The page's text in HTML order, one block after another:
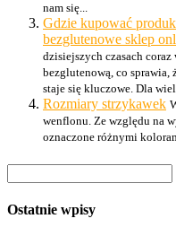
nam się...
Gdzie kupować
bezglutenowe sklep
dzisiejszych czasach
bezglutenową, co
staje się kluczowe. Dla
Rozmiary strzykawek
wenflonu. Ze względu na
oznaczone różnymi
Ostatnie wpisy